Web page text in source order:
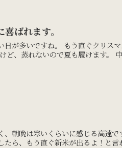
ばれます。
日が多いですね。 もう直ぐクリス
ど、蒸れないので夏も履けます。
、朝晩は寒いくらいに感じる高遠
たら、もう直ぐ新米が出るよ！と